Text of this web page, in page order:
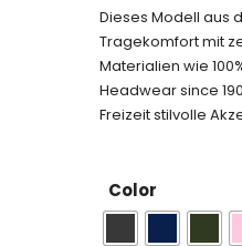
Dieses Modell aus
Tragekomfort mit
Materialien wie
Headwear since
Freizeit stilvolle
Color